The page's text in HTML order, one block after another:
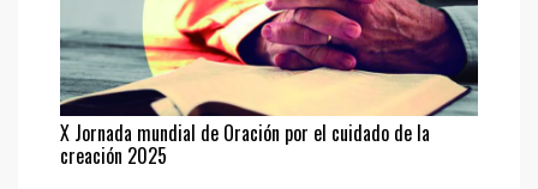
X Jornada mundial de Oración por el cuidado de la
creación 2025